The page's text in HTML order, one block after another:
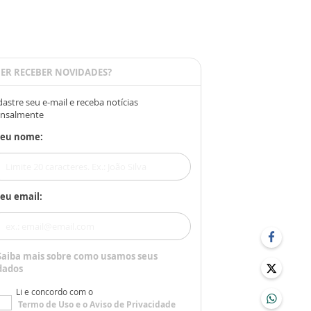
RECEBER NOVIDADES?
seu e-mail e receba notícias
nome:
email:
mais sobre como usamos seus
Li e concordo com o
Termo de Usoe oAviso de Privacidade